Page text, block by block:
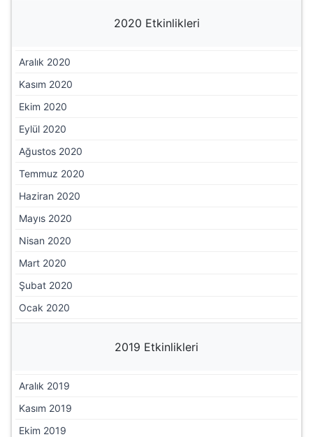
2020 Etkinlikleri
Aralık 2020
Kasım 2020
Ekim 2020
Eylül 2020
Ağustos 2020
Temmuz 2020
Haziran 2020
Mayıs 2020
Nisan 2020
Mart 2020
Şubat 2020
Ocak 2020
2019 Etkinlikleri
Aralık 2019
Kasım 2019
Ekim 2019